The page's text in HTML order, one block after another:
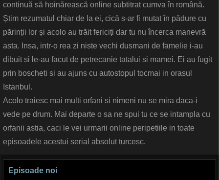
continuă să hoinărească online subtitrat cumva în română.
Știm rezumatul chiar de la ei, cică s-ar fi mutat în pădure cu
părinții lor și acolo au trăit fericiți dar tu nu încerca manevră
asta. Insa, intr-o rea zi niste vechi dusmani de famelie i-au
dibuit si le-au facut de petrecanie tatalui si mamei. Ei au fugit
prin boscheti si au ajuns cu autostopul tocmai in orasul
Istanbul.
Acolo traiesc mai multi orfani si nimeni nu se mira daca-i
vede pe drum. Mai departe o sa ne spui tu ce se intampla cu
orfanii astia, caci le vei urmarii online peripetiile in toate
episoadele acestui serial absolut turcesc.
Episoade noi